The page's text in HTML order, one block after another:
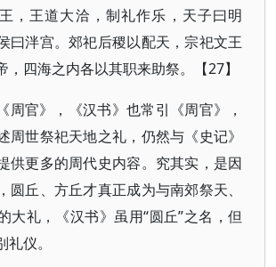
，王道大洽，制礼作乐，天子曰明
曰泮宫。郊祀后稷以配天，宗祀文王
，四海之内各以其职来助祭。【27】
周官》，《汉书》也常引《周官》，
周世祭祀天地之礼，仍然与《史记》
供更多的周代史内容。究其实，是因
圆丘、方丘才真正成为与南郊祭天、
大礼，《汉书》虽用“圆丘”之名，但
仪。